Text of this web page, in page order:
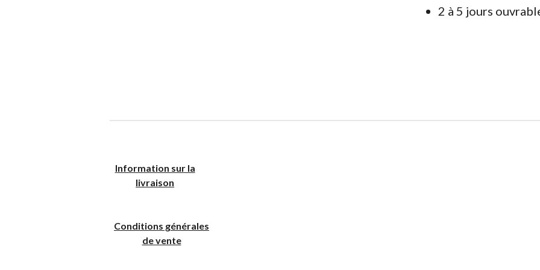
2 à 5 jours
Information sur la
livraison
Conditions générales
de vente